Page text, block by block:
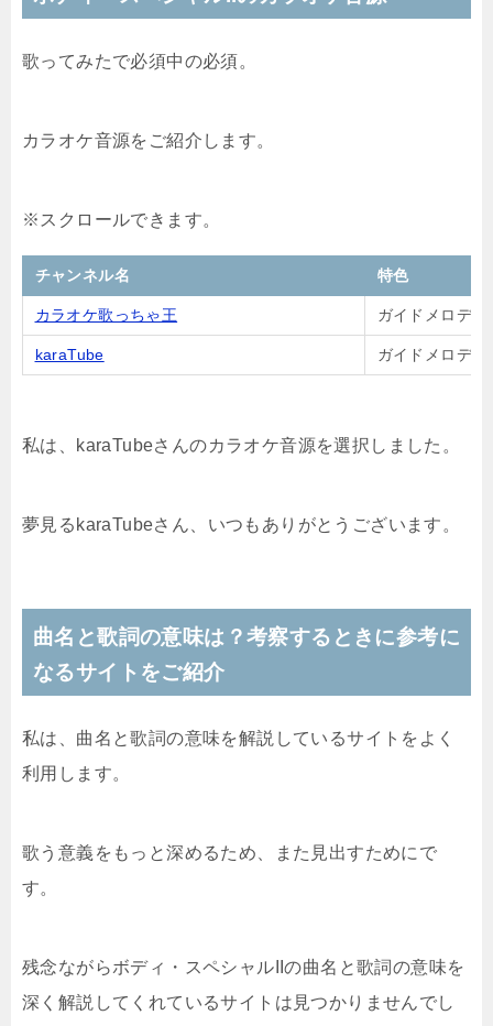
歌ってみたで必須中の必須。
カラオケ音源をご紹介します。
チャンネル名 特色
カラオケ歌っちゃ王 ガイドメロディ
karaTube ガイドメロディ
私は、karaTubeさんのカラオケ音源を選択しました。
夢見るkaraTubeさん、いつもありがとうございます。
曲名と歌詞の意味は？考察するときに参考に
なるサイトをご紹介
私は、曲名と歌詞の意味を解説しているサイトをよく
利用します。
歌う意義をもっと深めるため、また見出すためにで
す。
残念ながらボディ・スペシャルIIの曲名と歌詞の意味を
深く解説してくれているサイトは見つかりませんでし